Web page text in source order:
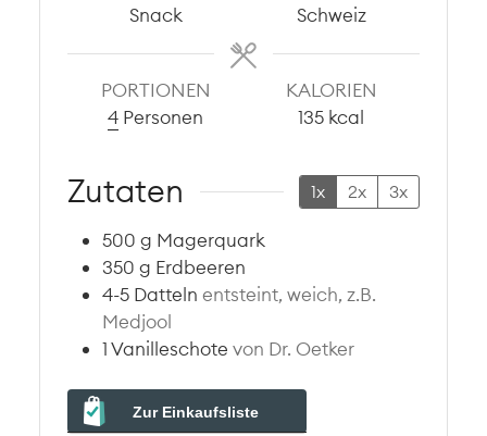
Snack
Schweiz
PORTIONEN
4 Personen
KALORIEN
135 kcal
Zutaten 1x 2x 3x
500 g Magerquark
350 g Erdbeeren
4-5 Datteln entsteint, weich, z.B.
Medjool
1Vanilleschote von Dr. Oetker
Zur Einkaufsliste